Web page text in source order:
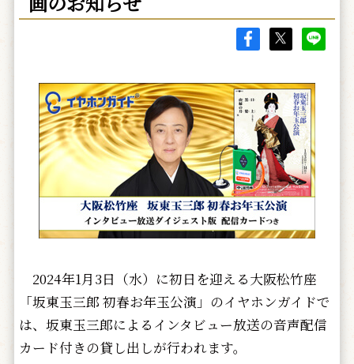
2024年1月3日（水）に初日を迎える大阪松竹座
「坂東玉三郎 初春お年玉公演」のイヤホンガイドで
は、坂東玉三郎によるインタビュー放送の音声配信
カード付きの貸し出しが行われます。